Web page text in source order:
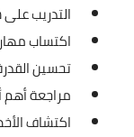
التدريب
اكتساب
تحسين
مراجعة أهم
اكتشاف